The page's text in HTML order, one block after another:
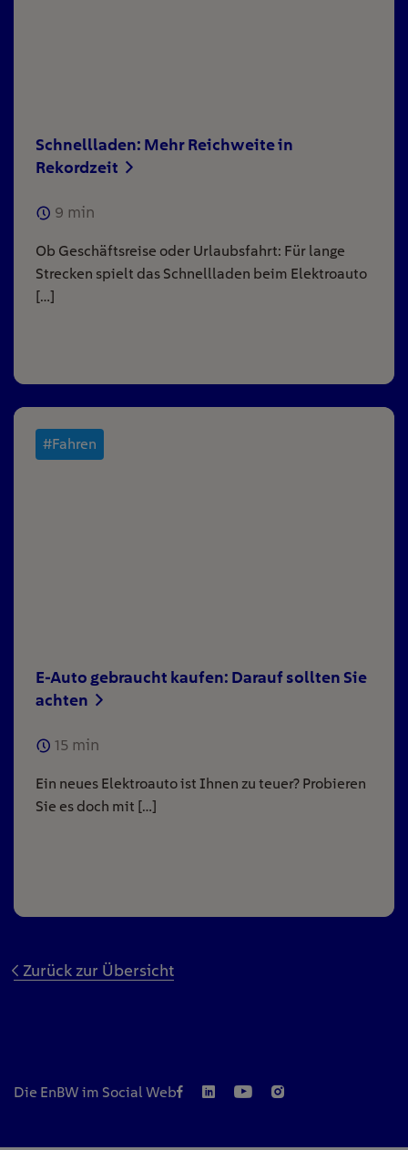
Schnellladen: Mehr Reichweite in
Rekordzeit
9 min
Ob Geschäftsreise oder Urlaubsfahrt: Für lange
Strecken spielt das Schnellladen beim Elektroauto
[…]
#Fahren
E-Auto gebraucht kaufen: Darauf sollten Sie
achten
15 min
Ein neues Elektroauto ist Ihnen zu teuer? Probieren
Sie es doch mit […]
Zurück zur Übersicht
Die EnBW im Social Web